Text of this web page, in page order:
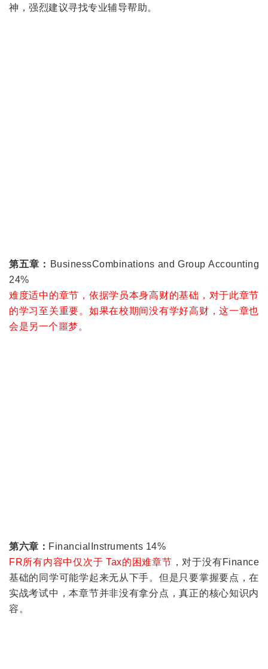
神，强烈建议寻找专业辅导帮助。
第五章： BusinessCombinations and Group Accounting
24%
难度适中的章节，依据学员本身高财的基础，对于此章节
的学习至关重要。如果在校期间没有学好高财，这一章也
会是另一个噩梦。
第六章： FinancialInstruments 14%
FR所有内容中仅次于 Tax的困难章节 ，对于没有Finance
基础的同学可能学起来无从下手。但是只要掌握要点，在
实战考试中，本章节并非没有拿分点，真正的核心知识内
容。